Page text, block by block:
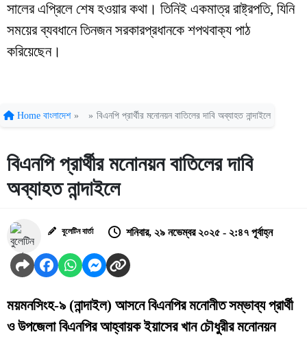
সালের এপ্রিলে শেষ হওয়ার কথা। তিনিই একমাত্র রাষ্ট্রপতি, যিনি
সময়ের ব্যবধানে তিনজন সরকারপ্রধানকে শপথবাক্য পাঠ
করিয়েছেন।
Home বাংলাদেশ » » বিএনপি প্রার্থীর মনোনয়ন বাতিলের দাবি অব্যাহত নান্দাইলে
বিএনপি প্রার্থীর মনোনয়ন বাতিলের দাবি
অব্যাহত নান্দাইলে
বুলেটিন বার্তা শনিবার, ২৯ নভেম্বর ২০২৫ - ২:৪৭ পূর্বাহ্ন
ময়মনসিংহ-৯ (নান্দাইল) আসনে বিএনপির মনোনীত সম্ভাব্য প্রার্থী
ও উপজেলা বিএনপির আহ্বায়ক ইয়াসের খান চৌধুরীর মনোনয়ন